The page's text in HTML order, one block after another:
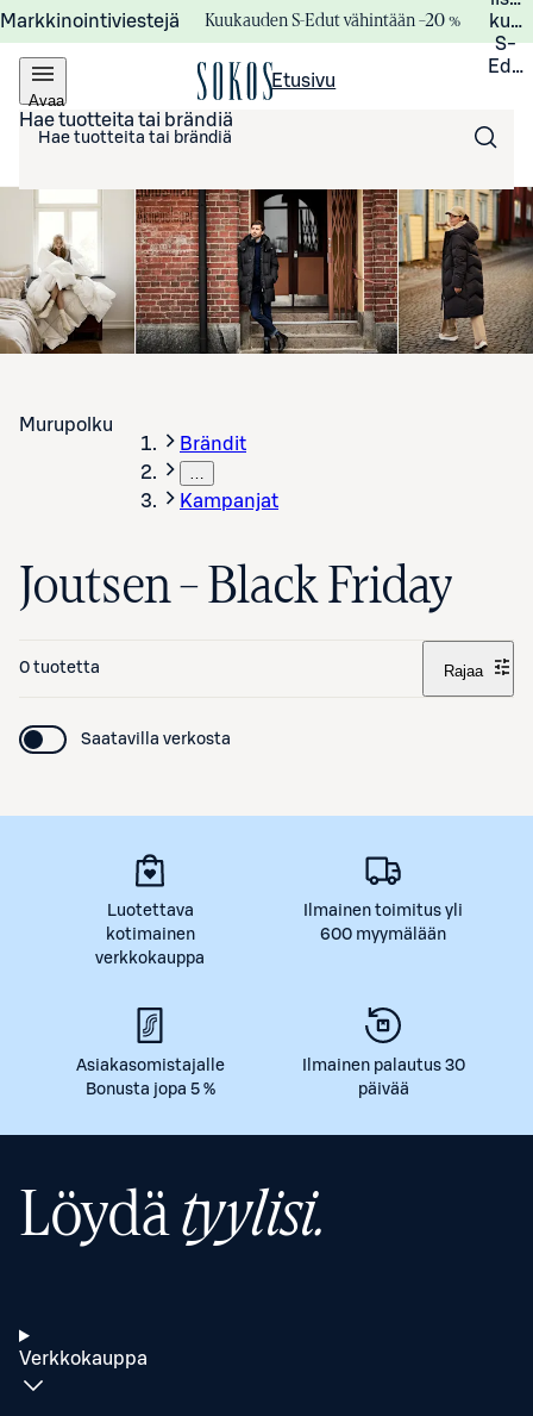
Markkinointiviestejä Kuukauden S-Edut vähintään –20 %
S-
Avaa
valikko
Etusivu
Hae tuotteita tai brändiä
Murupolku
Brändit
Kampanjat
Joutsen – Black Friday
0 tuotetta Rajaa
Saatavilla verkosta
Luotettava
kotimainen
verkkokauppa
Ilmainen toimitus yli
600 myymälään
Asiakasomistajalle
Bonusta jopa 5 %
Ilmainen palautus 30
päivää
Löydätyylisi.
Verkkokauppa